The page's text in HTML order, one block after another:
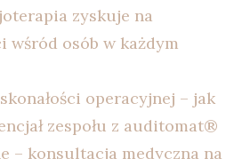
zyskuje na
wśród osób w każdym
operacyjnej – jak
zespołu z auditomat®
– konsultacja medyczna na